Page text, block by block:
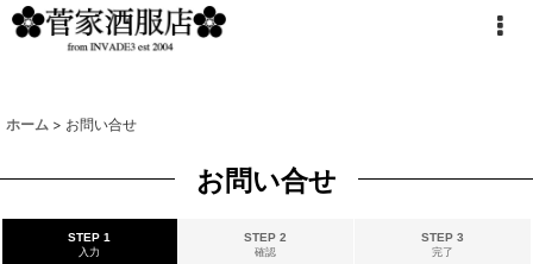
ホーム > お問い合せ
お問い合せ
STEP 1
入力
STEP 2
確認
STEP 3
完了